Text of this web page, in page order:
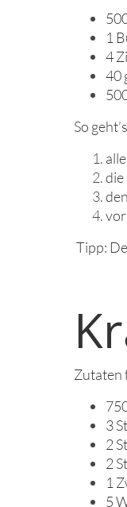
1
4
40
So
die
Tipp:
Zutaten
3
2
2
1
5